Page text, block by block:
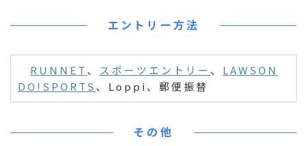
エントリー方法
RUNNET 、 スポーツエントリー 、 LAWSON
DO!SPORTS 、Loppi、郵便振替
その他